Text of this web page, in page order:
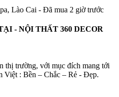
Lào Cai - Đã mua 2 giờ trước
- NỘI THẤT 360 DECOR
thị trường, với mục đích mang tới
Việt : Bền – Chắc – Rẻ - Đẹp.